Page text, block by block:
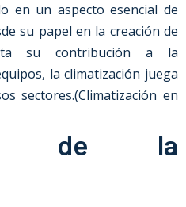
en un aspecto esencial de
su papel en la creación de
su contribución a la
la climatización juega
sectores.(Climatización en
de la